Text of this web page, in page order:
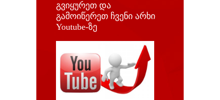
გვიყურეთ და
გამოიწერეთ ჩვენი არხი
Youtube-ზე